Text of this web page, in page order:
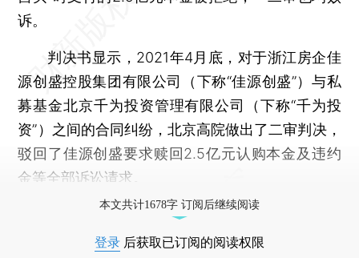
诉。
判决书显示，2021年4月底，对于浙江房企佳
源创盛控股集团有限公司（下称“佳源创盛”）与私
募基金北京千为投资管理有限公司（下称“千为投
资”）之间的合同纠纷，北京高院做出了二审判决，
驳回了佳源创盛要求赎回2.5亿元认购本金及违约
金等全部诉讼请求。
本文共计1678字 订阅后继续阅读
登录 后获取已订阅的阅读权限